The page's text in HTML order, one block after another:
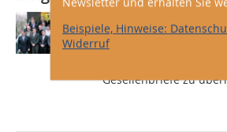
Beispiele, Hinweise:
Widerruf
Wieder einmal hat
Klima-Technik
gebackenen Gesellen
Rahmen geboten, um
Gesellenbriefe zu